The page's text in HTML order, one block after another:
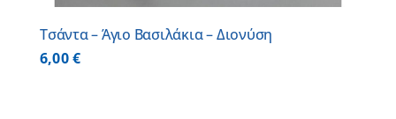
Τσάντα – Άγιο Βασιλάκια – Διονύση
6,00€